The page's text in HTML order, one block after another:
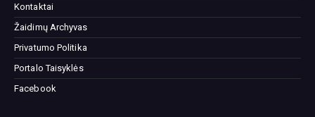
Kontaktai
Žaidimų Archyvas
Privatumo Politika
Portalo Taisyklės
Facebook